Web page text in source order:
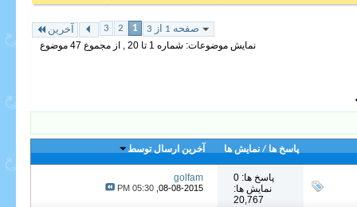
صفحه 1 از 3 1
2
3 آخرین
نمایش موضوعات: شماره 1 تا 20 , از مجموع ‍47 موضوع
پاسخ ها / نمایش ها آخرین ارسال توسط
پاسخ ها: 0
نمایش ها:
20,767
golfam
08-08-2015,
05:30 PM